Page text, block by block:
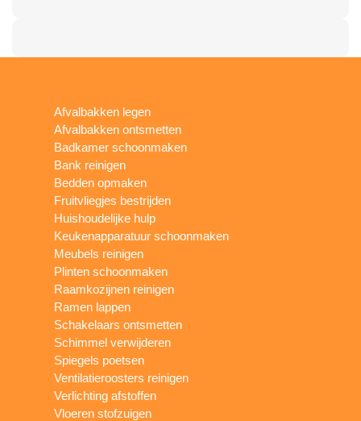
Afvalbakken legen
Afvalbakken ontsmetten
Badkamer schoonmaken
Bank reinigen
Bedden opmaken
Fruitvliegjes bestrijden
Huishoudelijke hulp
Keukenapparatuur schoonmaken
Meubels reinigen
Plinten schoonmaken
Raamkozijnen reinigen
Ramen lappen
Schakelaars ontsmetten
Schimmel verwijderen
Spiegels poetsen
Ventilatieroosters reinigen
Verlichting afstoffen
Vloeren stofzuigen